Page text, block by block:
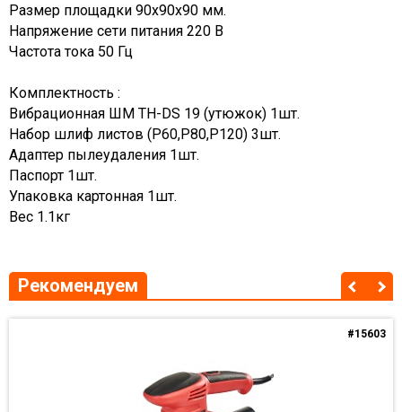
Размер площадки 90х90х90 мм.
Напряжение сети питания 220 В
Частота тока 50 Гц
Комплектность :
Вибрационная ШМ TH-DS 19 (утюжок) 1шт.
Набор шлиф листов (Р60,Р80,Р120) 3шт.
Адаптер пылеудаления 1шт.
Паспорт 1шт.
Упаковка картонная 1шт.
Вес 1.1кг
Рекомендуем
#15603